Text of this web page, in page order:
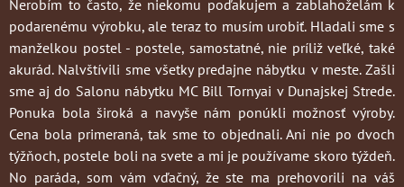
Nerobím to často, že niekomu poďakujem a zablahoželám k
podarenému výrobku, ale teraz to musím urobiť. Hladali sme s
manželkou postel - postele, samostatné, nie príliž veľké, také
akurád. Nalvštívili sme všetky predajne nábytku v meste. Zašli
sme aj do Salonu nábytku MC Bill Tornyai v Dunajskej Strede.
Ponuka bola široká a navyše nám ponúkli možnosť výroby.
Cena bola primeraná, tak sme to objednali. Ani nie po dvoch
týžňoch, postele boli na svete a mi je používame skoro týždeň.
No paráda, som vám vďačný, že ste ma prehovorili na váš